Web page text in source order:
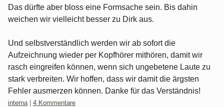
Das dürfte aber bloss eine Formsache sein. Bis dahin
weichen wir vielleicht besser zu Dirk aus.
Und selbstverständlich werden wir ab sofort die
Aufzeichnung wieder per Kopfhörer mithören, damit wir
rasch eingreifen können, wenn sich ungebetene Laute zu
stark verbreiten. Wir hoffen, dass wir damit die ärgsten
Fehler ausmerzen können. Danke für das Verständnis!
Kategorien:
interna 4 Kommentare